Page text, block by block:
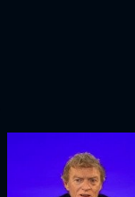
Hondelatte